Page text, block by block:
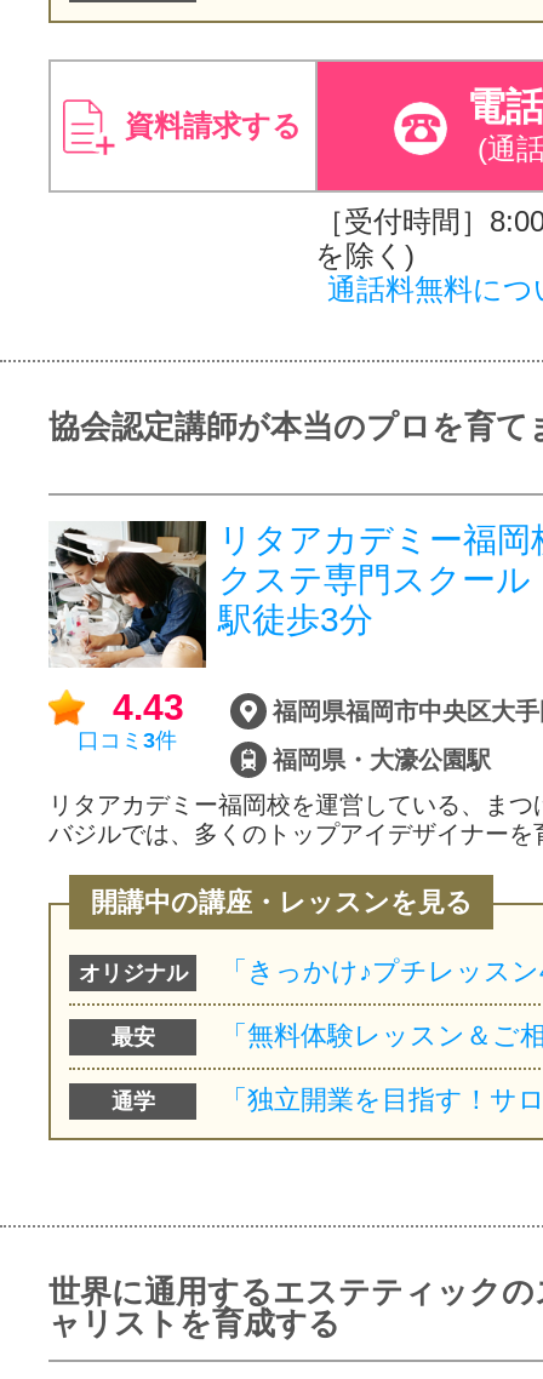
資料請求する 電
(通
［受付時間］
を除く)
通話料無料につ
協会認定講師が本当のプロを育て
リタアカデミー福
クステ専門スクー
駅徒歩3分
4.43
口コミ 3件
福岡県・大濠公園駅
リタアカデミー福岡校を運営している、ま
バジルでは、多くのトップアイデザイナー
開講中の講座・レッスンを見る
オリジナル
最安
通学
世界に通用するエステティック
ャリストを育成する